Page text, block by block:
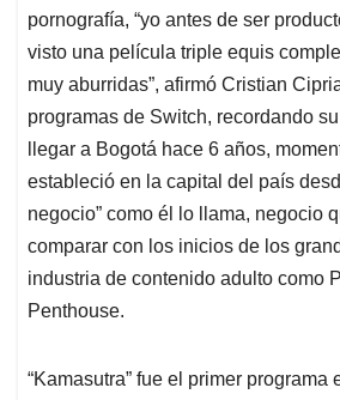
pornografía, “yo antes de ser
visto una película triple equis
muy aburridas”, afirmó Cristian
programas de Switch, recordando
llegar a Bogotá hace 6 años,
estableció en la capital del país
negocio” como él lo llama, negocio
comparar con los inicios de los
industria de contenido adulto como
Penthouse.
“Kamasutra” fue el primer programa